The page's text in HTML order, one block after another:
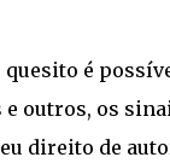
quesito é
e outros, os
direito de